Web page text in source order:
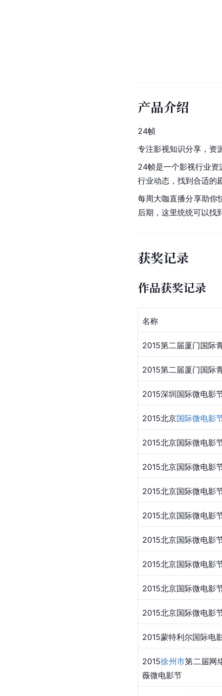
产品介绍
24帧
专注影视知识分享，资
24帧是一个影视行业
行业动态，找到合适的
每周大咖直播分享助你
后期，这里统统可以找
获奖记录
作品获奖记录
​名称
​2015第二届厦门国际
​​2015第二届厦门国际
​2015深圳国际微电影
​2015北京国际微电影
​2015北京国际微电影
​2015北京国际微电影
​2015北京国际微电影
​2015北京国际微电影
​2015北京国际微电影
​2015北京国际微电影
​2015北京国际微电影
​2015北京国际微电影
​2015蒙特利尔国际电
​2015徐州市第二届网
薇微电影节